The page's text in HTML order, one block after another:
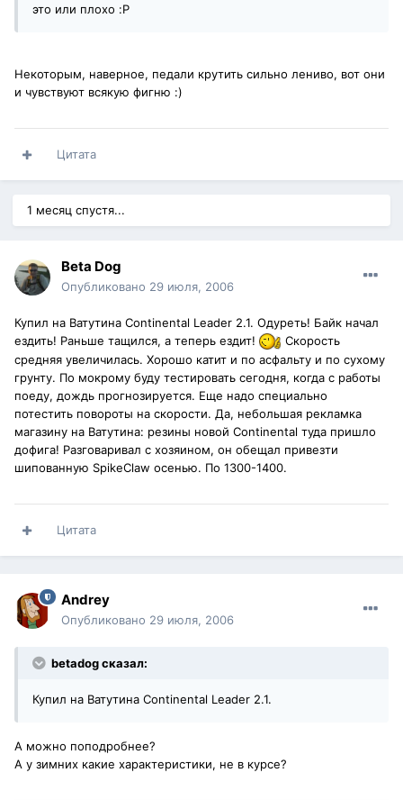
это или плохо :P
Некоторым, наверное, педали крутить сильно лениво, вот они
и чувствуют всякую фигню :)
Цитата
1 месяц спустя...
Beta Dog
Опубликовано 29 июля, 2006
Купил на Ватутина Continental Leader 2.1. Одуреть! Байк начал
ездить! Раньше тащился, а теперь ездит!
Скорость
средняя увеличилась. Хорошо катит и по асфальту и по сухому
грунту. По мокрому буду тестировать сегодня, когда с работы
поеду, дождь прогнозируется. Еще надо специально
потестить повороты на скорости. Да, небольшая рекламка
магазину на Ватутина: резины новой Continental туда пришло
дофига! Разговаривал с хозяином, он обeщал привезти
шипованную SpikeClaw осенью. По 1300-1400.
Цитата
Andrey
Опубликовано 29 июля, 2006
betadog сказал:
Купил на Ватутина Continental Leader 2.1.
А можно поподробнее?
А у зимних какие характеристики, не в курсе?